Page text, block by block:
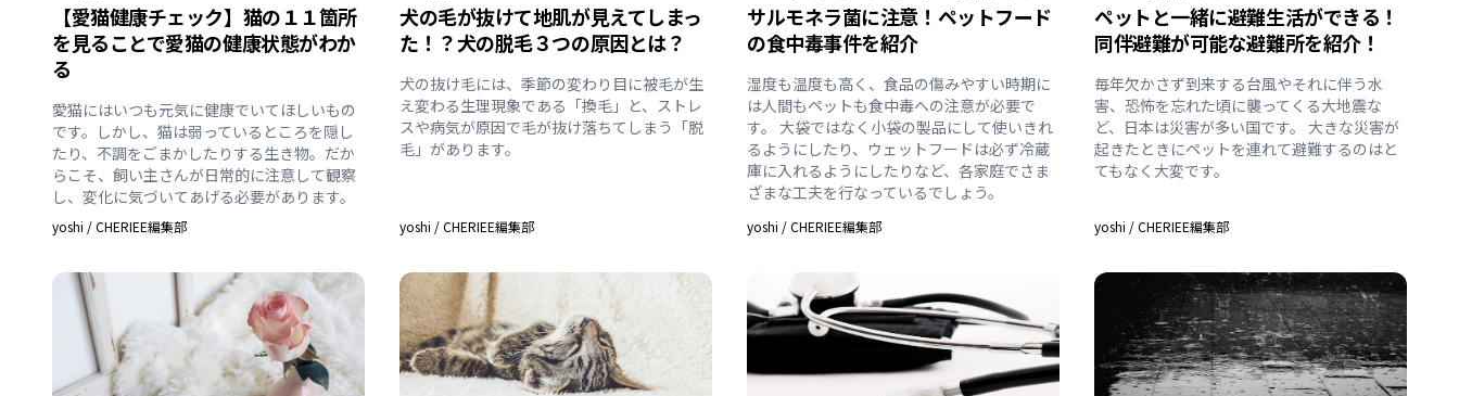
【愛猫健康チェック】猫の１１箇所
を見ることで愛猫の健康状態がわか
る
愛猫にはいつも元気に健康でいてほしいもの
です。しかし、猫は弱っているところを隠し
たり、不調をごまかしたりする生き物。だか
らこそ、飼い主さんが日常的に注意して観察
し、変化に気づいてあげる必要があります。
yoshi /CHERIEE編集部
犬の毛が抜けて地肌が見えてしまっ
た！？犬の脱毛３つの原因とは？
犬の抜け毛には、季節の変わり目に被毛が生
え変わる生理現象である「換毛」と、ストレ
スや病気が原因で毛が抜け落ちてしまう「脱
毛」があります。
yoshi /CHERIEE編集部
サルモネラ菌に注意！ペットフード
の食中毒事件を紹介
湿度も温度も高く、食品の傷みやすい時期に
は人間もペットも食中毒への注意が必要で
す。 大袋ではなく小袋の製品にして使いきれ
るようにしたり、ウェットフードは必ず冷蔵
庫に入れるようにしたりなど、各家庭でさま
ざまな工夫を行なっているでしょう。
yoshi /CHERIEE編集部
ペットと一緒に避難生活ができる！
同伴避難が可能な避難所を紹介！
毎年欠かさず到来する台風やそれに伴う水
害、恐怖を忘れた頃に襲ってくる大地震な
ど、日本は災害が多い国です。 大きな災害が
起きたときにペットを連れて避難するのはと
てもなく大変です。
yoshi /CHERIEE編集部